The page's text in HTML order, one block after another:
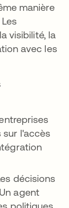
manière
visibilité, la
avec les
l'accès
décisions
agent